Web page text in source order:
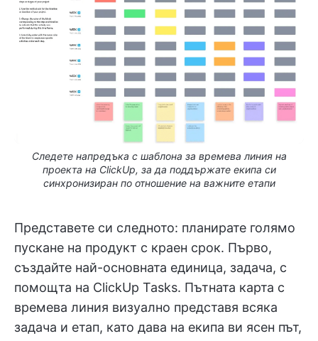
Следете напредъка с шаблона за времева линия на
проекта на ClickUp, за да поддържате екипа си
синхронизиран по отношение на важните етапи
Представете си следното: планирате голямо
пускане на продукт с краен срок. Първо,
създайте най-основната единица, задача, с
помощта на ClickUp Tasks. Пътната карта с
времева линия визуално представя всяка
задача и етап, като дава на екипа ви ясен път,